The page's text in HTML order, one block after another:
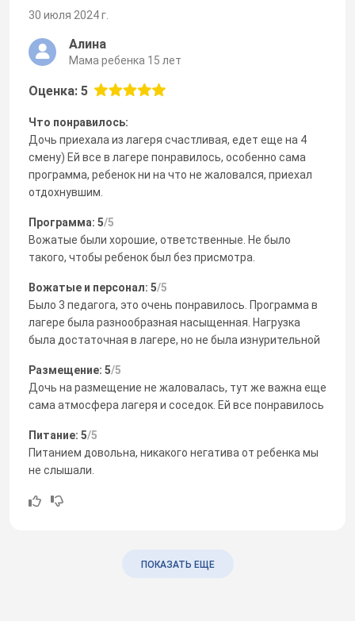
30 июля 2024 г.
Алина
Мама ребенка 15 лет
Оценка: 5
Что понравилось:
Дочь приехала из лагеря счастливая, едет еще на 4
смену) Ей все в лагере понравилось, особенно сама
программа, ребенок ни на что не жаловался, приехал
отдохнувшим.
Программа: 5/5
Вожатые были хорошие, ответственные. Не было
такого, чтобы ребенок был без присмотра.
Вожатые и персонал: 5/5
Было 3 педагога, это очень понравилось. Программа в
лагере была разнообразная насыщенная. Нагрузка
была достаточная в лагере, но не была изнурительной
Размещение: 5/5
Дочь на размещение не жаловалась, тут же важна еще
сама атмосфера лагеря и соседок. Ей все понравилось
Питание: 5/5
Питанием довольна, никакого негатива от ребенка мы
не слышали.
ПОКАЗАТЬ ЕЩЕ